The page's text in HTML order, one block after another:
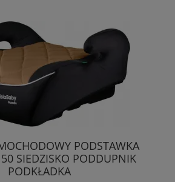
PODSTAWKA
SIEDZISKO PODDUPNIK
PODKŁADKA